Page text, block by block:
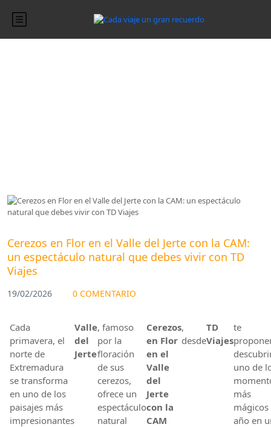
Cerezos en Flor en el Valle del Jerte con la CAM:
un espectáculo natural que debes vivir con TD
Viajes
19/02/2026 0 COMENTARIO
Cada
primavera, el
norte de
Extremadura
se transforma
en uno de los
paisajes más
impresionantes
Valle
del
Jerte
, famoso
por la
floración
de sus
cerezos,
ofrece un
espectáculo
natural
Cerezos
en Flor
en el
Valle
del
Jerte
con la
CAM
,
desde
TD
Viajes
te
uno de
más
mágicos
año en